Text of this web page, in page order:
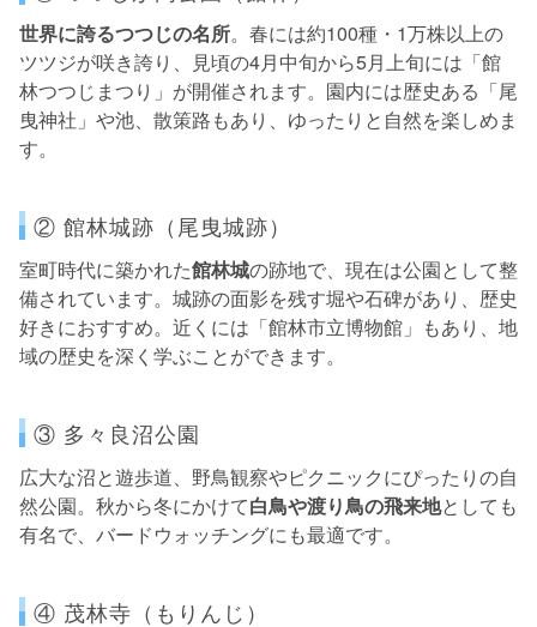
世界に誇るつつじの名所。春には約100種・1万株以上の
ツツジが咲き誇り、見頃の4月中旬から5月上旬には「館
林つつじまつり」が開催されます。園内には歴史ある「尾
曳神社」や池、散策路もあり、ゆったりと自然を楽しめま
す。
② 館林城跡（尾曳城跡）
室町時代に築かれた館林城の跡地で、現在は公園として整
備されています。城跡の面影を残す堀や石碑があり、歴史
好きにおすすめ。近くには「館林市立博物館」もあり、地
域の歴史を深く学ぶことができます。
③ 多々良沼公園
広大な沼と遊歩道、野鳥観察やピクニックにぴったりの自
然公園。秋から冬にかけて白鳥や渡り鳥の飛来地としても
有名で、バードウォッチングにも最適です。
④ 茂林寺（もりんじ）